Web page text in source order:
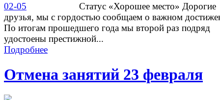
Cтатус «Хорошее место» Дорогие
друзья, мы с гордостью сообщаем о важном
По итогам прошедшего года мы второй раз подряд
удостоены престижной...
Подробнее
Отмена занятий 23 февраля